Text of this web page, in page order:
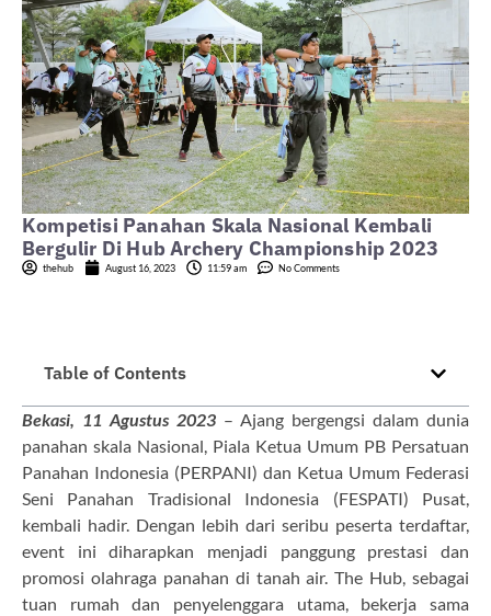
Kompetisi Panahan Skala Nasional Kembali
Bergulir Di Hub Archery Championship 2023
thehub August 16, 2023 11:59 am No Comments
Table of Contents
Bekasi, 11 Agustus 2023– Ajang bergengsi dalam dunia
panahan skala Nasional, Piala Ketua Umum PB Persatuan
Panahan Indonesia (PERPANI) dan Ketua Umum Federasi
Seni Panahan Tradisional Indonesia (FESPATI) Pusat,
kembali hadir. Dengan lebih dari seribu peserta terdaftar,
event ini diharapkan menjadi panggung prestasi dan
promosi olahraga panahan di tanah air. The Hub, sebagai
tuan rumah dan penyelenggara utama, bekerja sama